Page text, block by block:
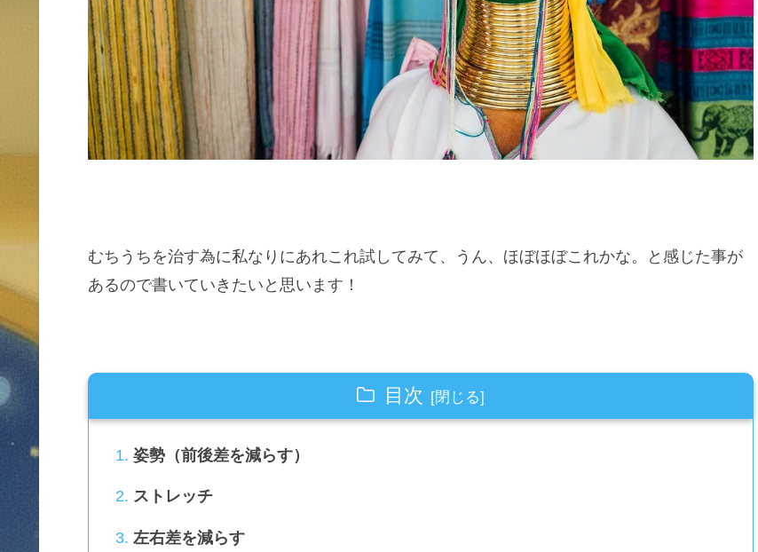
むちうちを治す為に私なりにあれこれ試してみて、うん、ほぼほぼこれかな。と感じた事が
あるので書いていきたいと思います！
目次
姿勢（前後差を減らす）
ストレッチ
左右差を減らす